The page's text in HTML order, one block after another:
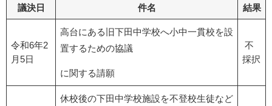
議決日
件名 結果
令和6年2
月5日
高台にある旧下田中学校へ小中一貫校を設
置するための協議
に関する請願
不
採択
休校後の下田中学校施設を不登校生徒など